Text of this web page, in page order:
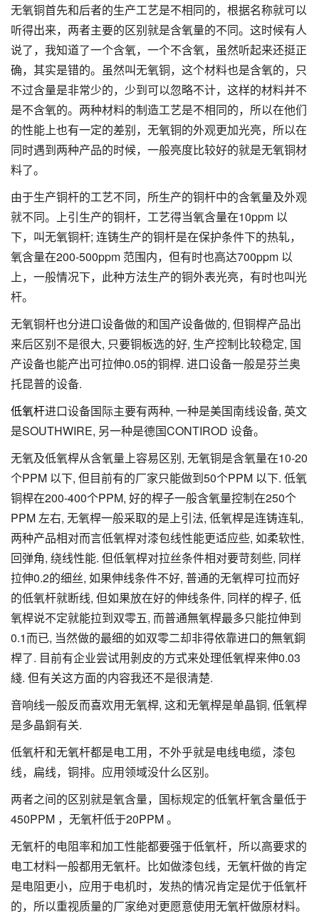
无氧铜首先和后者的生产工艺是不相同的，根据名称就可以
听得出来，两者主要的区别就是含氧量的不同。这时候有人
说了，我知道了一个含氧，一个不含氧，虽然听起来还挺正
确，其实是错的。虽然叫无氧铜，这个材料也是含氧的，只
不过含量是非常少的，少到可以忽略不计，这样的材料并不
是不含氧的。两种材料的制造工艺是不相同的，所以在他们
的性能上也有一定的差别，无氧铜的外观更加光亮，所以在
同时遇到两种产品的时候，一般亮度比较好的就是无氧铜材
料了。
由于生产铜杆的工艺不同，所生产的铜杆中的含氧量及外观
就不同。上引生产的铜杆，工艺得当氧含量在10ppm 以
下，叫无氧铜杆; 连铸生产的铜杆是在保护条件下的热轧，
氧含量在200-500ppm 范围内，但有时也高达700ppm 以
上，一般情况下，此种方法生产的铜外表光亮，有时也叫光
杆。
无氧铜杆也分进口设备做的和国产设备做的, 但铜桿产品出
来后区别不是很大, 只要铜板选的好, 生产控制比较稳定, 国
产设备也能产出可拉伸0.05的铜桿. 进口设备一般是芬兰奥
托昆普的设备.
低氧杆进口设备国际主要有两种, 一种是美国南线设备, 英文
是SOUTHWIRE, 另一种是德国CONTIROD 设备。
无氧及低氧桿从含氧量上容易区别, 无氧铜是含氧量在10-20
个PPM 以下, 但目前有的厂家只能做到50个PPM 以下. 低氧
铜桿在200-400个PPM, 好的桿子一般含氧量控制在250个
PPM 左右, 无氧桿一般采取的是上引法, 低氧桿是连铸连轧,
两种产品相对而言低氧桿对漆包线性能更适应些, 如柔软性,
回弹角, 绕线性能. 但低氧桿对拉丝条件相对要苛刻些, 同样
拉伸0.2的细丝, 如果伸线条件不好, 普通的无氧桿可拉而好
的低氧杆就断线, 但如果放在好的伸线条件, 同样的桿子, 低
氧桿说不定就能拉到双零五, 而普通無氧桿最多只能拉伸到
0.1而已, 当然做的最细的如双零二却非得依靠进口的無氧銅
桿了. 目前有企业尝试用剝皮的方式来处理低氧桿来伸0.03
綫. 但有关这方面的内容我还不是很清楚.
音响线一般反而喜欢用无氧桿, 这和无氧桿是单晶铜, 低氧桿
是多晶銅有关.
低氧杆和无氧杆都是电工用，不外乎就是电线电缆，漆包
线，扁线，铜排。应用领域没什么区别。
两者之间的区别就是氧含量，国标规定的低氧杆氧含量低于
450PPM ，无氧杆低于20PPM 。
无氧杆的电阻率和加工性能都要强于低氧杆，所以高要求的
电工材料一般都用无氧杆。比如做漆包线，无氧杆做的肯定
是电阻更小，应用于电机时，发热的情况肯定是优于低氧杆
的，所以重视质量的厂家绝对更愿意使用无氧杆做原材料。